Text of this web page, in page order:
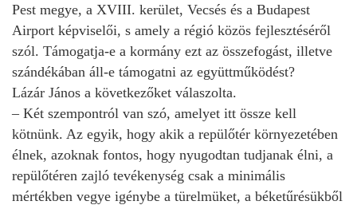
Pest megye, a XVIII. kerület, Vecsés és a Budapest
Airport képviselői, s amely a régió közös fejlesztéséről
szól. Támogatja-e a kormány ezt az összefogást, illetve
szándékában áll-e támogatni az együttműködést?
Lázár János a következőket válaszolta.
– Két szempontról van szó, amelyet itt össze kell
kötnünk. Az egyik, hogy akik a repülőtér környezetében
élnek, azoknak fontos, hogy nyugodtan tudjanak élni, a
repülőtéren zajló tevékenység csak a minimális
mértékben vegye igénybe a türelmüket, a béketűrésükből